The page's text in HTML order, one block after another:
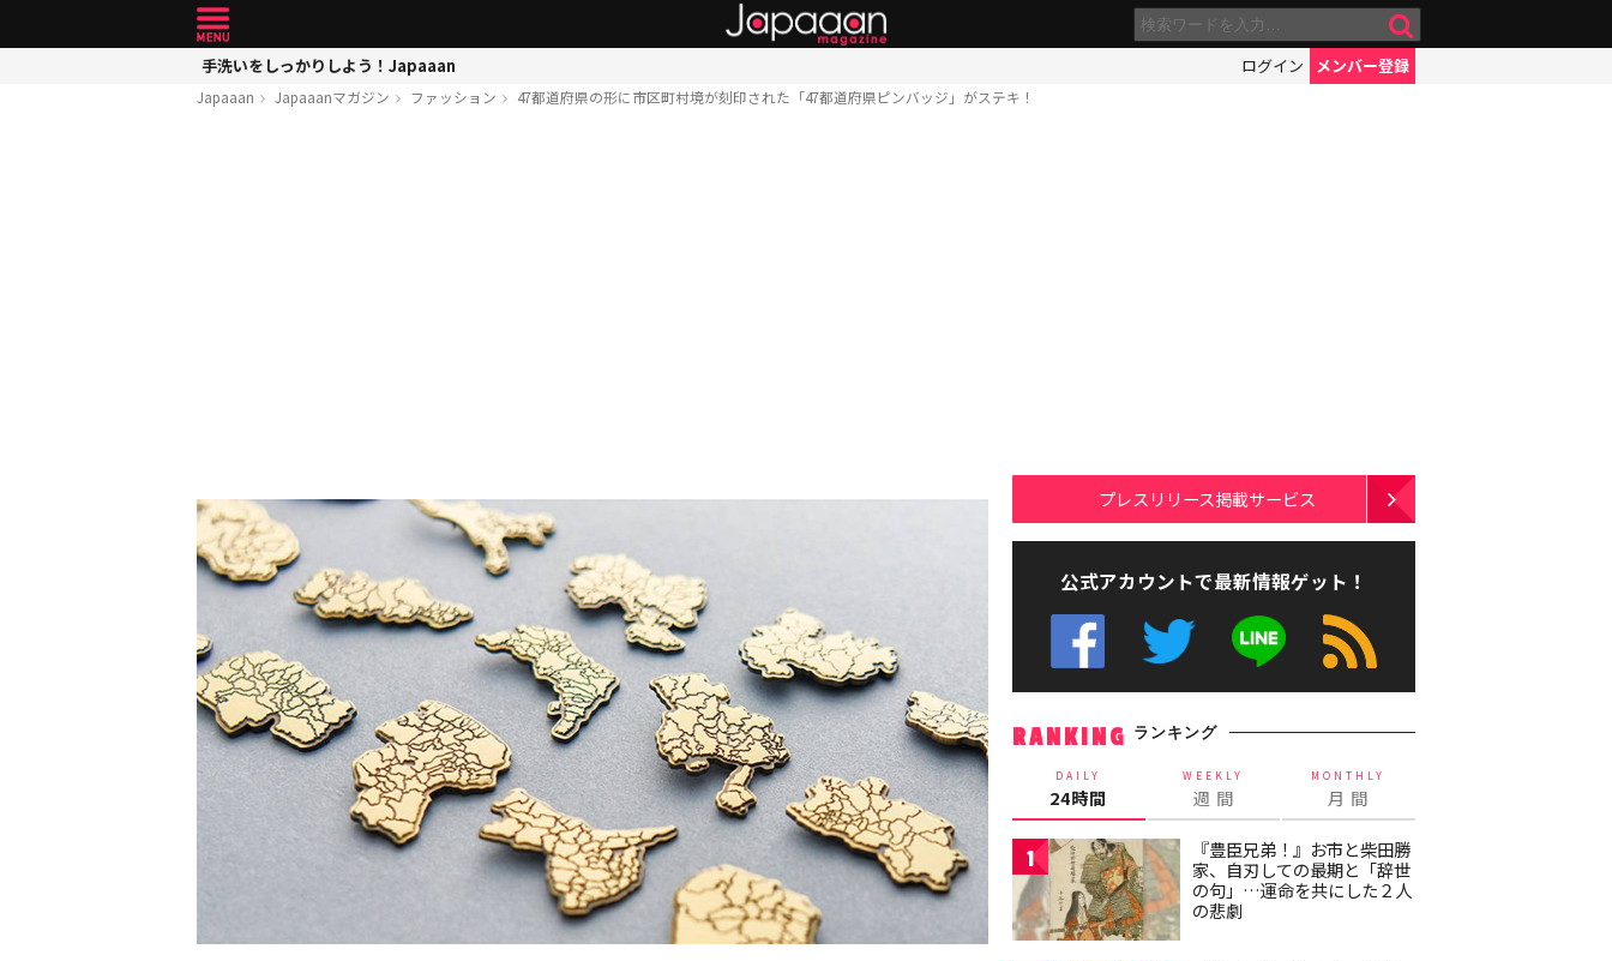
手洗いをしっかりしよう！Japaaan ログイン メンバー登録
Japaaan Japaaanマガジン ファッション 47都道府県の形に市区町村境が刻印された「47都道府県ピンバッジ」がステキ！
プレスリリース掲載サービス
公式アカウントで最新情報ゲット！
RANKING ランキング
DAILY
24時間
WEEKLY
週 間
MONTHLY
月 間
1
『豊臣兄弟！』お市と柴田勝
家、自刃しての最期と「辞世
の句」…運命を共にした２人
の悲劇